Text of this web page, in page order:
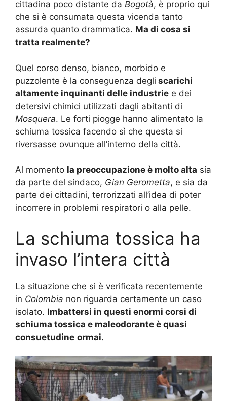
cittadina poco distante da Bogotà, è proprio qui
che si è consumata questa vicenda tanto
assurda quanto drammatica. Ma di cosa si
tratta realmente?
Quel corso denso, bianco, morbido e
puzzolente è la conseguenza degli scarichi
altamente inquinanti delle industrie e dei
detersivi chimici utilizzati dagli abitanti di
Mosquera. Le forti piogge hanno alimentato la
schiuma tossica facendo sì che questa si
riversasse ovunque all’interno della città.
Al momento la preoccupazione è molto alta sia
da parte del sindaco, Gian Gerometta, e sia da
parte dei cittadini, terrorizzati all’idea di poter
incorrere in problemi respiratori o alla pelle.
La schiuma tossica ha
invaso l’intera città
La situazione che si è verificata recentemente
in Colombia non riguarda certamente un caso
isolato. Imbattersi in questi enormi corsi di
schiuma tossica e maleodorante è quasi
consuetudine ormai.